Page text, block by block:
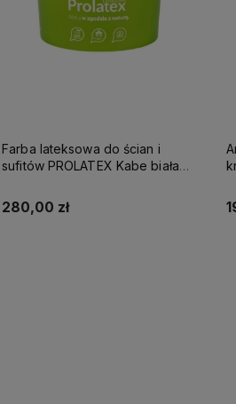
Farba lateksowa do ścian i
sufitów PROLATEX Kabe biała
280,00 zł